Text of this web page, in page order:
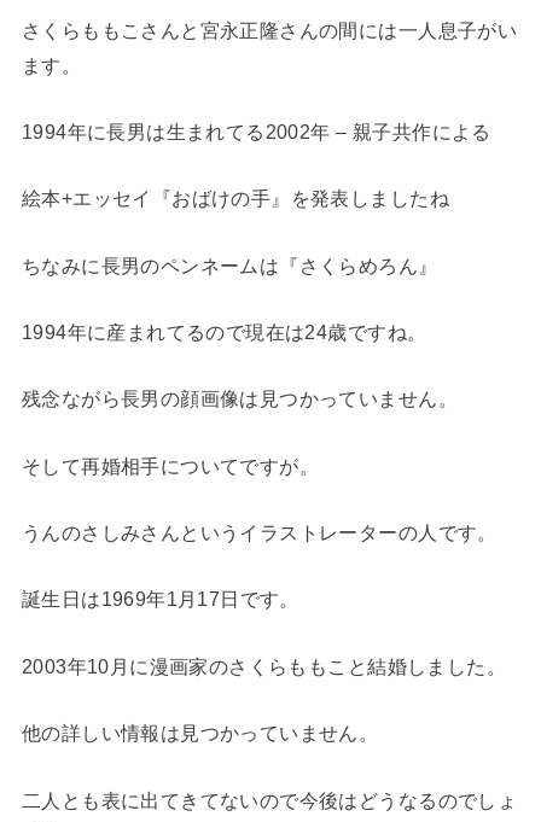
さくらももこさんと宮永正隆さんの間には一人息子がい
ます。
1994年に長男は生まれてる2002年 – 親子共作による
絵本+エッセイ『おばけの手』を発表しましたね
ちなみに長男のペンネームは『さくらめろん』
1994年に産まれてるので現在は24歳ですね。
残念ながら長男の顔画像は見つかっていません。
そして再婚相手についてですが。
うんのさしみさんというイラストレーターの人です。
誕生日は1969年1月17日です。
2003年10月に漫画家のさくらももこと結婚しました。
他の詳しい情報は見つかっていません。
二人とも表に出てきてないので今後はどうなるのでしょ